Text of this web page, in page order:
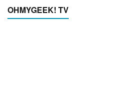
OHMYGEEK! TV